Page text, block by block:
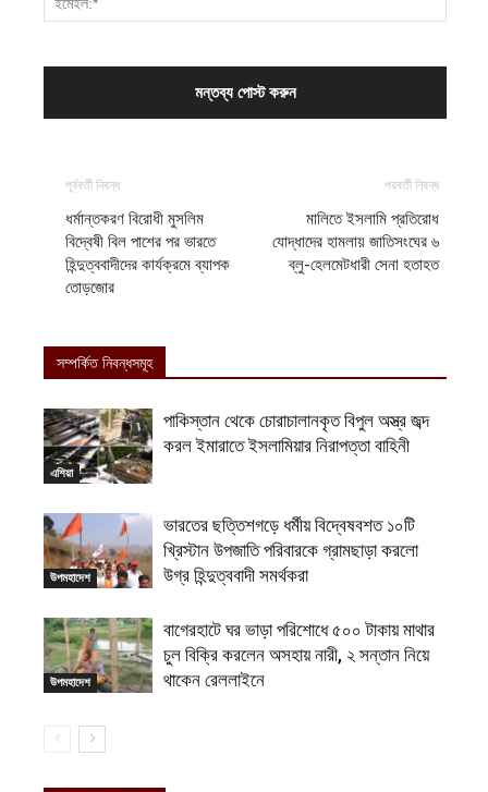
পূর্ববর্তী নিবন্ধ
ধর্মান্তকরণ বিরোধী মুসলিম
বিদ্বেষী বিল পাশের পর ভারতে
হিন্দুত্ববাদীদের কার্যক্রমে ব্যাপক
তোড়জোর
পরবর্তী নিবন্ধ
মালিতে ইসলামি প্রতিরোধ
যোদ্ধাদের হামলায় জাতিসংঘের ৬
ব্লু-হেলমেটধারী সেনা হতাহত
সম্পর্কিত নিবন্ধসমূহ
এশিয়া
পাকিস্তান থেকে চোরাচালানকৃত বিপুল অস্ত্র জব্দ
করল ইমারাতে ইসলামিয়ার নিরাপত্তা বাহিনী
উপমহাদেশ
ভারতের ছত্তিশগড়ে ধর্মীয় বিদ্বেষবশত ১০টি
খ্রিস্টান উপজাতি পরিবারকে গ্রামছাড়া করলো
উগ্র হিন্দুত্ববাদী সমর্থকরা
উপমহাদেশ
বাগেরহাটে ঘর ভাড়া পরিশোধে ৫০০ টাকায় মাথার
চুল বিক্রি করলেন অসহায় নারী, ২ সন্তান নিয়ে
থাকেন রেললাইনে